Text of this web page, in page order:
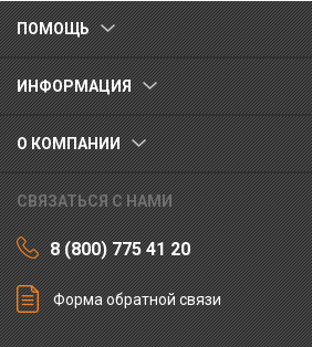
ПОМОЩЬ
ИНФОРМАЦИЯ
О КОМПАНИИ
СВЯЗАТЬСЯ С НАМИ
8 (800) 775 41 20
Форма обратной связи